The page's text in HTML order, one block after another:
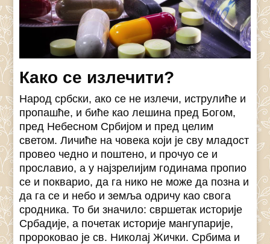
Како се излечити?
Народ србски, ако се не излечи, иструлиће и
пропашће, и биће као лешина пред Богом,
пред Небесном Србијом и пред целим
светом. Личиће на човека који је сву младост
провео чедно и поштено, и прочуо се и
прославио, а у најзрелијим годинама пропио
се и покварио, да га нико не може да позна и
да га се и небо и земља одричу као свога
сродника. То би значило: свршетак историје
Србадије, а почетак историје мангупарије,
пророковао је св. Николај Жички. Србима и